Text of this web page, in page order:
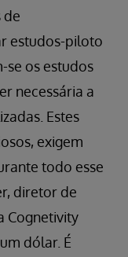
de
estudos-piloto
se os estudos
necessária a
Estes
exigem
todo esse
diretor de
Cognetivity
dólar. É